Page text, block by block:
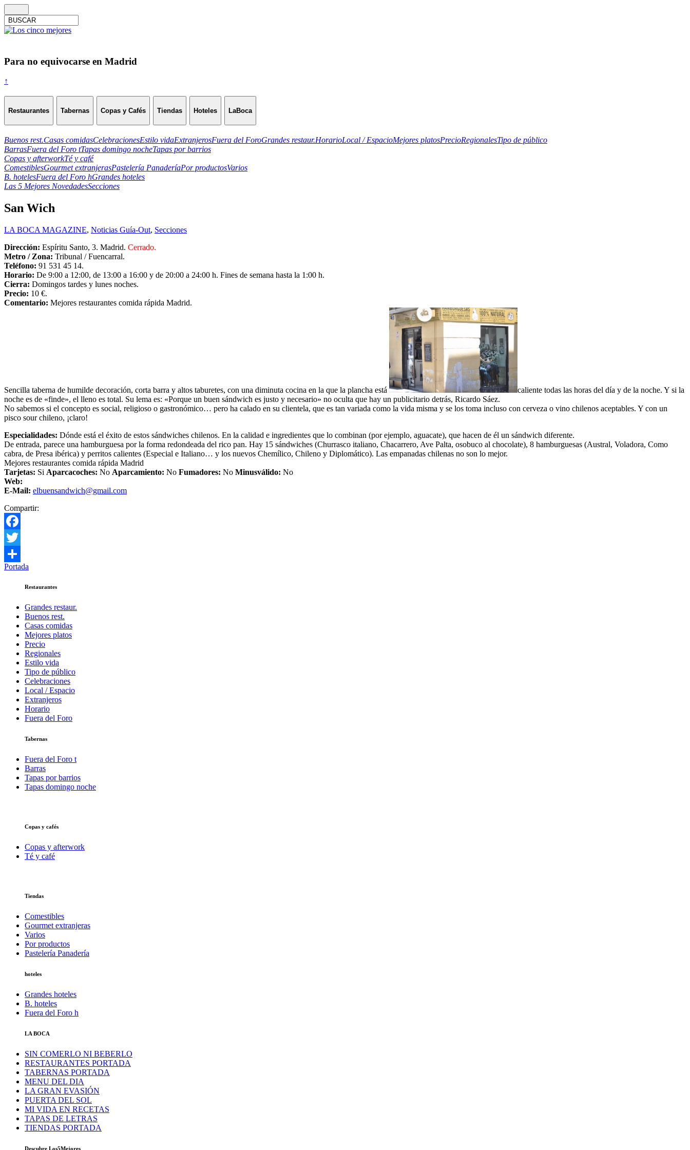
Para no equivocarse en Madrid
↑
Restaurantes Tabernas Copas y Cafés Tiendas Hoteles LaBoca
Buenos rest.Casas comidasCelebracionesEstilo vidaExtranjerosFuera del ForoGrandes restaur.HorarioLocal / EspacioMejores platosPrecioRegionalesTipo de público
BarrasFuera del Foro tTapas domingo nocheTapas por barrios
Copas y afterworkTé y café
ComestiblesGourmet extranjerasPastelería PanaderíaPor productosVarios
B. hotelesFuera del Foro hGrandes hoteles
Las 5 Mejores NovedadesSecciones
San Wich
LA BOCA MAGAZINE, Noticias Guía-Out, Secciones
Dirección: Espíritu Santo, 3. Madrid. Cerrado.
Metro / Zona: Tribunal / Fuencarral.
Teléfono: 91 531 45 14.
Horario: De 9:00 a 12:00, de 13:00 a 16:00 y de 20:00 a 24:00 h. Fines de semana hasta la 1:00 h.
Cierra: Domingos tardes y lunes noches.
Precio: 10 €.
Comentario: Mejores restaurantes comida rápida Madrid.
Sencilla taberna de humilde decoración, corta barra y altos taburetes, con una diminuta cocina en la que la plancha está
caliente todas las horas del día y de la noche. Y si la
noche es de «finde», el lleno es total. Su lema es: «Porque un buen sándwich es justo y necesario» no oculta que hay un publicitario detrás, Ricardo Sáez.
No sabemos si el concepto es social, religioso o gastronómico… pero ha calado en su clientela, que es tan variada como la vida misma y se los toma incluso con cerveza o vino chilenos aceptables. Y con un
pisco sour chileno, ¡claro!
Especialidades: Dónde está el éxito de estos sándwiches chilenos. En la calidad e ingredientes que lo combinan (por ejemplo, aguacate), que hacen de él un sándwich diferente.
De entrada, parece una hamburguesa por la forma redondeada del rico pan. Hay 15 sándwiches (Churrasco italiano, Chacarrero, Ave Palta, osobuco al chocolate), 8 hamburguesas (Austral, Voladora, Como
cabra, de Presa ibérica) y perritos calientes (Especial e Italiano… y los nuevos Chemílico, Chileno y Diplomático). Las empanadas chilenas no son lo mejor.
Mejores restaurantes comida rápida Madrid
Tarjetas: Si Aparcacoches: No Aparcamiento: No Fumadores: No Minusválido: No
Web:
E-Mail: elbuensandwich@gmail.com
Compartir:
Facebook
Twitter
Compartir
Portada
Restaurantes
Grandes restaur.
Buenos rest.
Casas comidas
Mejores platos
Precio
Regionales
Estilo vida
Tipo de público
Celebraciones
Local / Espacio
Extranjeros
Horario
Fuera del Foro
Tabernas
Fuera del Foro t
Barras
Tapas por barrios
Tapas domingo noche
Copas y cafés
Copas y afterwork
Té y café
Tiendas
Comestibles
Gourmet extranjeras
Varios
Por productos
Pastelería Panadería
hoteles
Grandes hoteles
B. hoteles
Fuera del Foro h
LA BOCA
SIN COMERLO NI BEBERLO
RESTAURANTES PORTADA
TABERNAS PORTADA
MENU DEL DIA
LA GRAN EVASIÓN
PUERTA DEL SOL
MI VIDA EN RECETAS
TAPAS DE LETRAS
TIENDAS PORTADA
Descubre Los5Mejores